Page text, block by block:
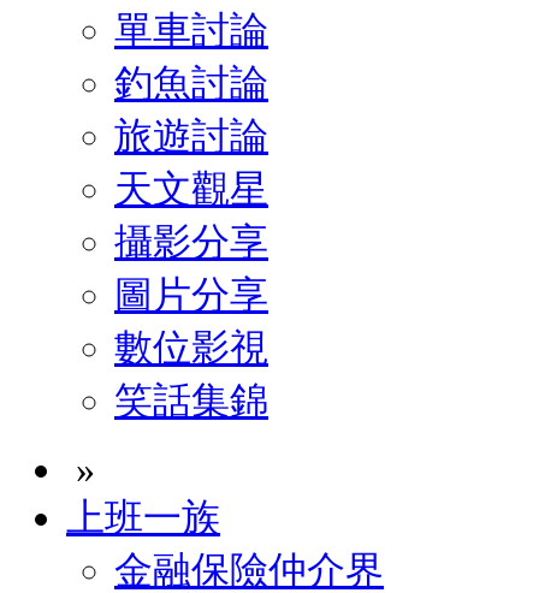
單車討論
釣魚討論
旅遊討論
天文觀星
攝影分享
圖片分享
數位影視
笑話集錦
»
上班一族
金融保險仲介界